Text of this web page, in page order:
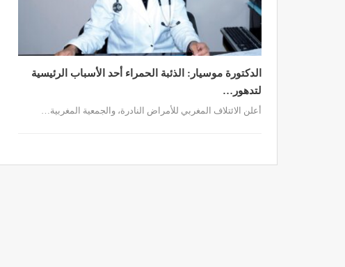
الدكتورة موسيار: الذئبة الحمراء أحد الأسباب الرئيسية
لتدهور…
أعلن الائتلاف المغربي للأمراض النادرة، والجمعية المغربية…